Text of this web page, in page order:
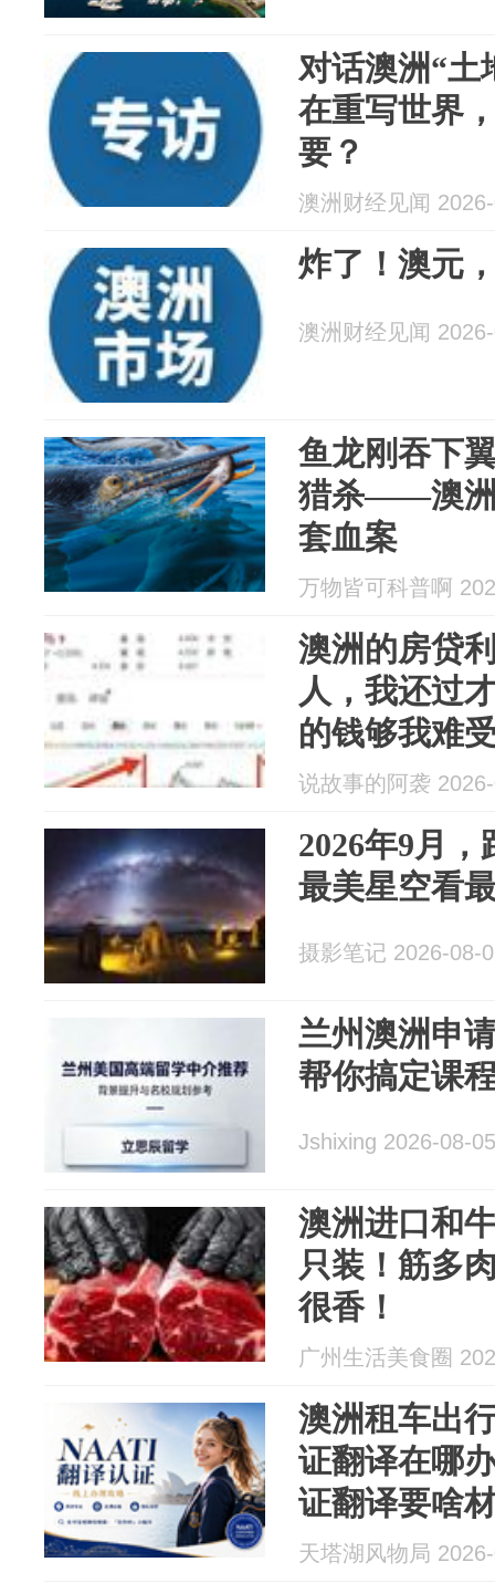
对话澳洲“土
在重写世界
要？
澳洲财经见闻
炸了！澳元
澳洲财经见闻
鱼龙刚吞下
猎杀——澳洲
套血案
万物皆可科普啊
澳洲的房贷
人，我还过
的钱够我难
说故事的阿袭
2026年9月
最美星空看
摄影笔记 2026-08-
兰州澳洲申
帮你搞定课
Jshixing 2026-08-05
澳洲进口和
只装！筋多
很香！
广州生活美食圈
澳洲租车出
证翻译在哪
证翻译要啥
天塔湖风物局